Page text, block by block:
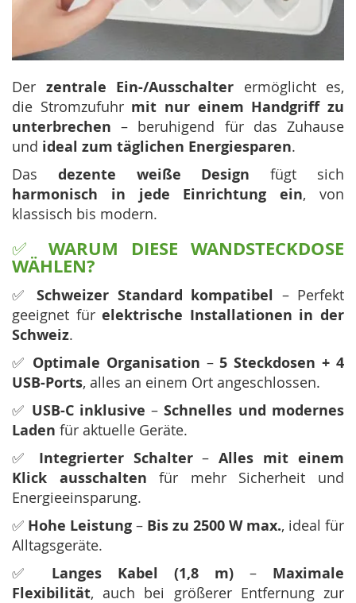
Der zentrale Ein-/Ausschalter ermöglicht es,
die Stromzufuhr mit nur einem Handgriff zu
unterbrechen – beruhigend für das Zuhause
und ideal zum täglichen Energiesparen.
Das dezente weiße Design fügt sich
harmonisch in jede Einrichtung ein, von
klassisch bis modern.
✅ WARUM DIESE WANDSTECKDOSE
WÄHLEN?
✅ Schweizer Standard kompatibel – Perfekt
geeignet fürelektrische Installationen in der
Schweiz.
✅ Optimale Organisation –5 Steckdosen + 4
USB-Ports, alles an einem Ort angeschlossen.
✅ USB-C inklusive –Schnelles und modernes
Laden für aktuelle Geräte.
✅ Integrierter Schalter–Alles mit einem
Klick ausschalten für mehr Sicherheit und
Energieeinsparung.
✅ Hohe Leistung – Bis zu 2500 W max., ideal für
Alltagsgeräte.
✅ Langes Kabel (1,8 m) – Maximale
Flexibilität, auch bei größerer Entfernung zur